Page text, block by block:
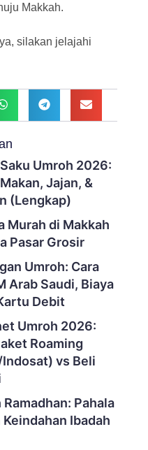
Makkah.
silakan jelajahi
Umroh 2026:
Jajan, &
(Lengkap)
Murah di Makkah
Pasar Grosir
Umroh: Cara
Arab Saudi, Biaya
Debit
Umroh 2026:
Roaming
vs Beli
Pahala
Ibadah